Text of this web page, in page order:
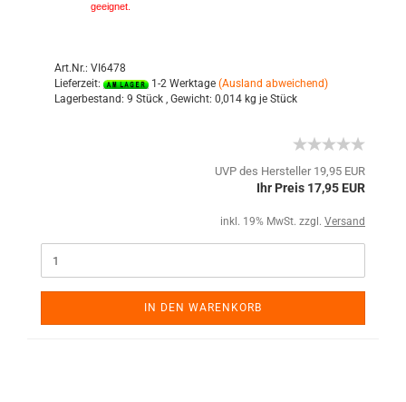
geeignet.
Art.Nr.: VI6478
Lieferzeit:
1-2 Werktage (Ausland abweichend)
Lagerbestand: 9 Stück , Gewicht: 0,014 kg je Stück
UVP des Hersteller 19,95 EUR
Ihr Preis 17,95 EUR
inkl. 19% MwSt. zzgl. Versand
IN DEN WARENKORB